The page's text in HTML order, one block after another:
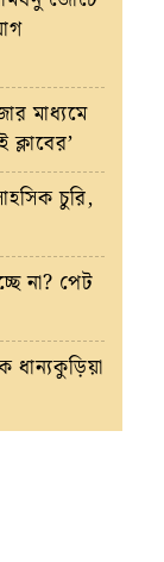
মাধ্যমে
চুরি,
না? পেট
ধান্যকুড়িয়া